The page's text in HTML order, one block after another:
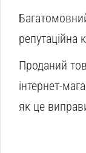
репутаційна
Проданий
інтернет-
як це